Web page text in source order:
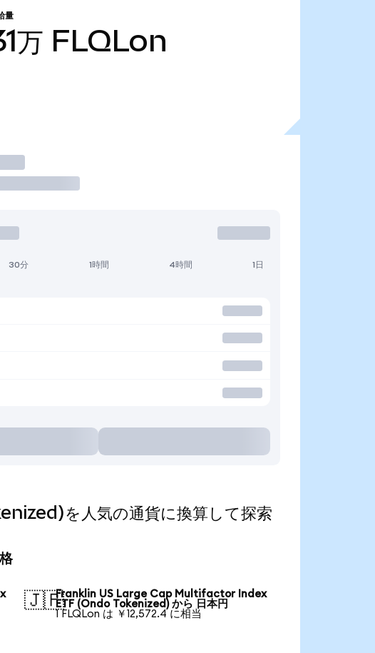
量
万 FLQLon
30分 1時間 4時間 1日
を人気の通貨に換算して探索
🇯🇵Franklin US Large Cap Multifactor Index
ETF (Ondo Tokenized) から 日本円
1 FLQLon は ￥12,572.4 に相当